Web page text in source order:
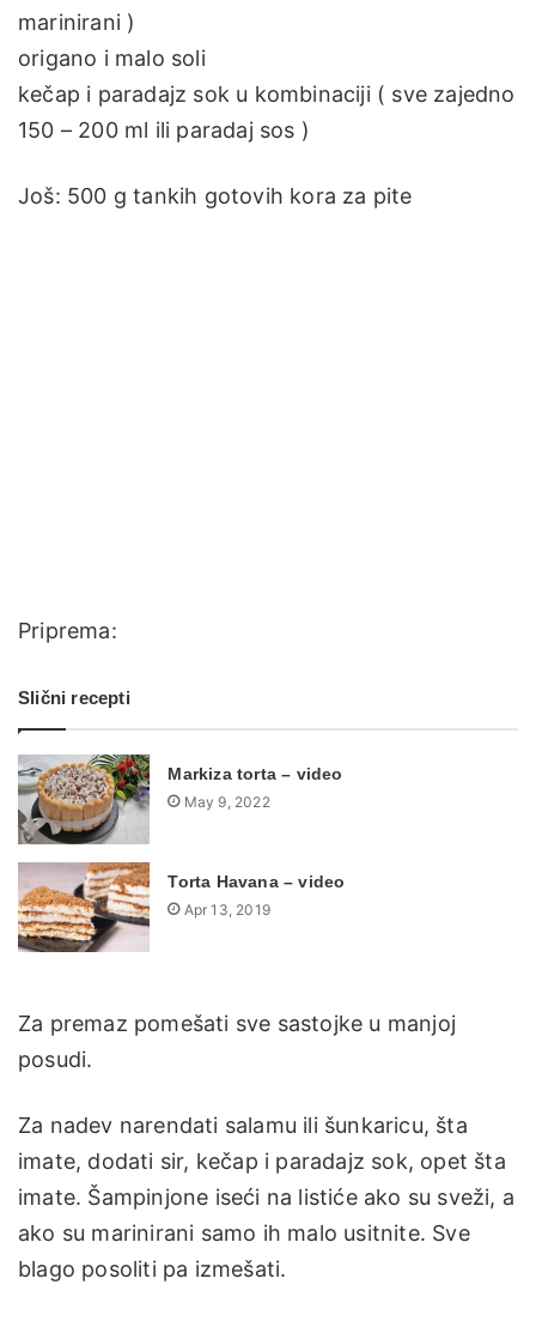
marinirani )
origano i malo soli
kečap i paradajz sok u kombinaciji ( sve zajedno
150 – 200 ml ili paradaj sos )
Još: 500 g tankih gotovih kora za pite
Priprema:
Slični recepti
Markiza torta – video
May 9, 2022
Torta Havana – video
Apr 13, 2019
Za premaz pomešati sve sastojke u manjoj
posudi.
Za nadev narendati salamu ili šunkaricu, šta
imate, dodati sir, kečap i paradajz sok, opet šta
imate. Šampinjone iseći na listiće ako su sveži, a
ako su marinirani samo ih malo usitnite. Sve
blago posoliti pa izmešati.